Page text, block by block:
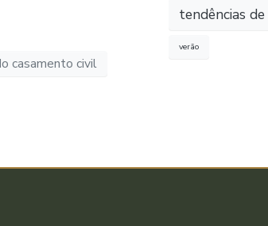
casamento civil
tendências
verão